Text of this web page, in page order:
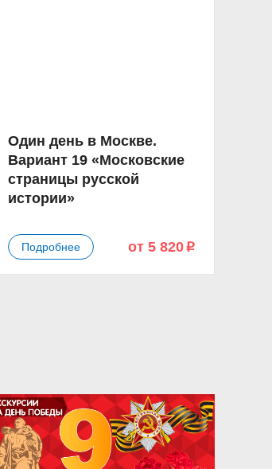
Один день в Москве.
Вариант 19 «Московские
страницы русской
истории»
Подробнее от 5 820p